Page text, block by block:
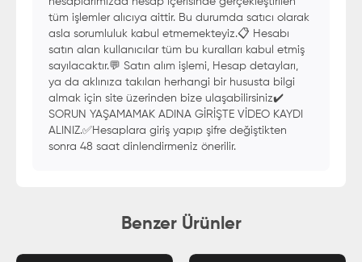
tüm işlemler alıcıya aittir. Bu durumda satıcı olarak
asla sorumluluk kabul etmemekteyiz.📋 Hesabı
satın alan kullanıcılar tüm bu kuralları kabul etmiş
sayılacaktır.💬 Satın alım işlemi, Hesap detayları,
ya da aklınıza takılan herhangi bir hususta bilgi
almak için site üzerinden bize ulaşabilirsiniz✔️
SORUN YAŞAMAMAK ADINA GİRİŞTE VİDEO KAYDI
ALINIZ.✅️Hesaplara giriş yapıp şifre değiştikten
sonra 48 saat dinlendirmeniz önerilir.
Benzer Ürünler